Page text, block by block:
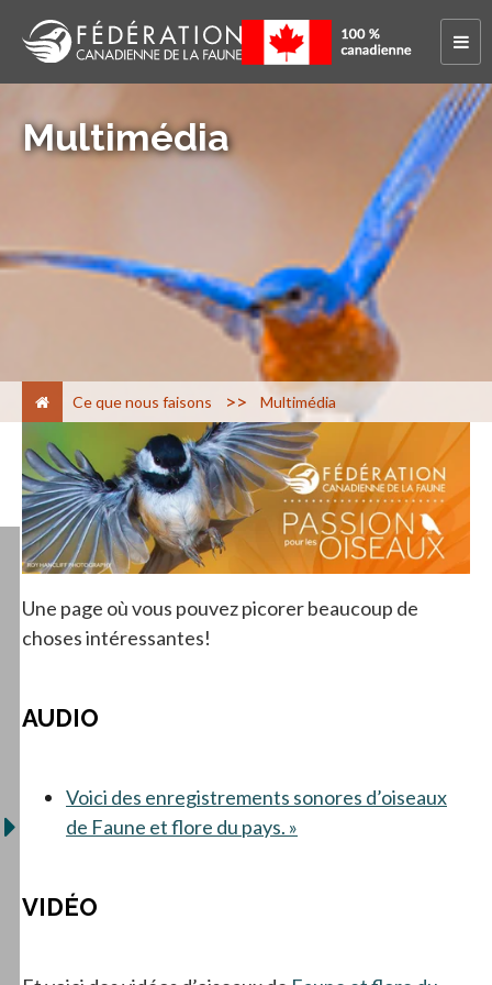
Multimédia
Ce que nous faisons > Multimédia
Une page où vous pouvez picorer beaucoup de
choses intéressantes!
AUDIO
Voici des enregistrements sonores d’oiseaux
de Faune et flore du pays. »
VIDÉO